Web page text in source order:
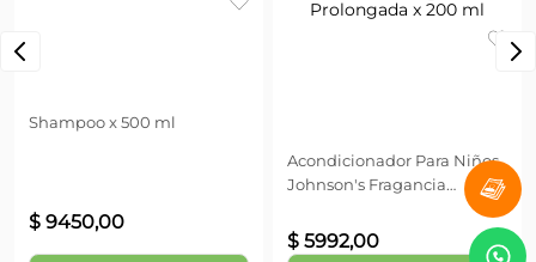
$ 5992,00
Agregar